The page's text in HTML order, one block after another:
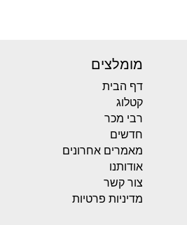
מומלצים
דף הבית
קטלוג
רבי מכר
חדשים
מאמרים אחרונים
אודותנו
צור קשר
מדיניות פרטיות